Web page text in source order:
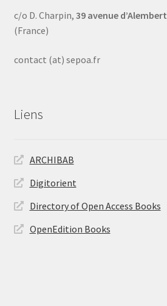
c/o D. Charpin, 39 avenue d’Alembert
(France)
contact (at) sepoa.fr
Liens
ARCHIBAB
Digitorient
Directory of Open Access Books
OpenEdition Books